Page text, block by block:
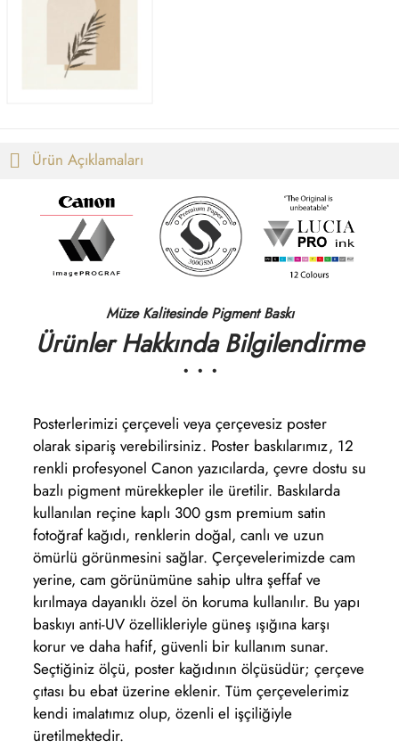
Ürün Açıklamaları
Müze Kalitesinde Pigment Baskı
Ürünler Hakkında Bilgilendirme
• • •
Posterlerimizi çerçeveli veya çerçevesiz poster
olarak sipariş verebilirsiniz. Poster baskılarımız, 12
renkli profesyonel Canon yazıcılarda, çevre dostu su
bazlı pigment mürekkepler ile üretilir. Baskılarda
kullanılan reçine kaplı 300 gsm premium satin
fotoğraf kağıdı, renklerin doğal, canlı ve uzun
ömürlü görünmesini sağlar. Çerçevelerimizde cam
yerine, cam görünümüne sahip ultra şeffaf ve
kırılmaya dayanıklı özel ön koruma kullanılır. Bu yapı
baskıyı anti-UV özellikleriyle güneş ışığına karşı
korur ve daha hafif, güvenli bir kullanım sunar.
Seçtiğiniz ölçü, poster kağıdının ölçüsüdür; çerçeve
çıtası bu ebat üzerine eklenir. Tüm çerçevelerimiz
kendi imalatımız olup, özenli el işçiliğiyle
üretilmektedir.